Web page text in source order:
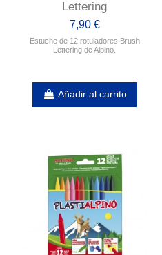
Lettering
7,90 €
Estuche de 12 rotuladores Brush
Lettering de Alpino.
Añadir al carrito